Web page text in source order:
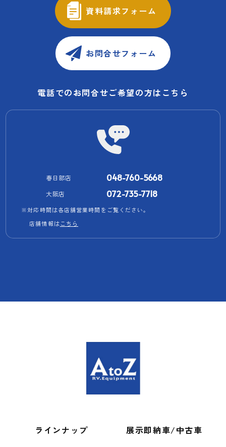
資料請求フォーム
お問合せフォーム
電話でのお問合せご希望の方はこちら
春日部店 048-760-5668
大阪店 072-735-7718
※対応時間は各店舗営業時間をご覧ください。
店舗情報はこちら
ラインナップ
展示即納車/中古車